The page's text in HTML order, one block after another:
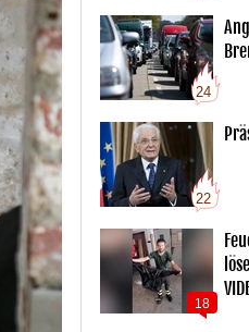
24
22
18